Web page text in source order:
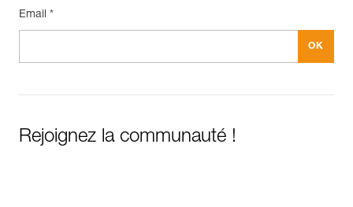
Email *
Rejoignez la communauté !